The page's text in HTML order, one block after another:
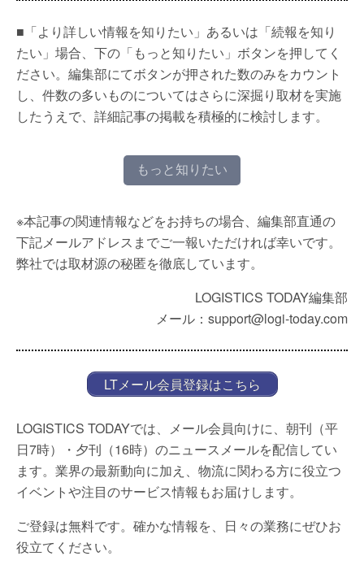
■「より詳しい情報を知りたい」あるいは「続報を知り
たい」場合、下の「もっと知りたい」ボタンを押してく
ださい。編集部にてボタンが押された数のみをカウント
し、件数の多いものについてはさらに深掘り取材を実施
したうえで、詳細記事の掲載を積極的に検討します。
もっと知りたい
※本記事の関連情報などをお持ちの場合、編集部直通の
下記メールアドレスまでご一報いただければ幸いです。
弊社では取材源の秘匿を徹底しています。
LOGISTICS TODAY編集部
メール：support@logi-today.com
LTメール会員登録はこちら
LOGISTICS TODAYでは、メール会員向けに、朝刊（平
日7時）・夕刊（16時）のニュースメールを配信してい
ます。業界の最新動向に加え、物流に関わる方に役立つ
イベントや注目のサービス情報もお届けします。
ご登録は無料です。確かな情報を、日々の業務にぜひお
役立てください。